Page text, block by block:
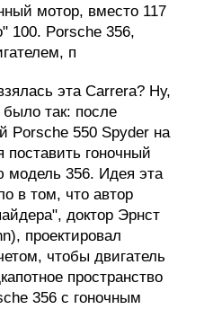
мотор, вместо 117
100. Porsche 356,
п
эта Carrera? Ну,
так: после
Porsche 550 Spyder на
гоночный
модель 356. Идея эта
в том, что автор
доктор Эрнст
проектировал
чтобы двигатель
пространство
356 с гоночным